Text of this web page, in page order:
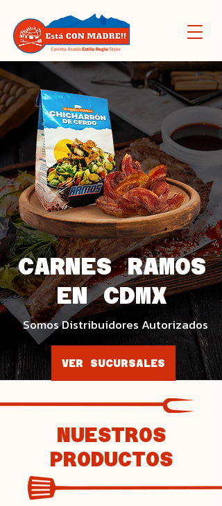
CARNES RAMOS
EN CDMX
Somos Distribuidores Autorizados
VER SUCURSALES
NUESTROS
PRODUCTOS